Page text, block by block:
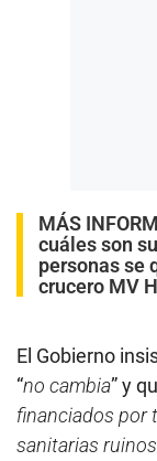
MÁS
cuáles son
personas se
crucero MV
El Gobierno
“no cambia” y
financiados por
sanitarias